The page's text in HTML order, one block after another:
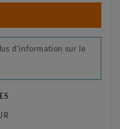
d'information sur le